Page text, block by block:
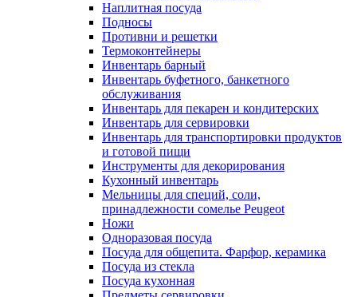
Наплитная посуда
Подносы
Противни и решетки
Термоконтейнеры
Инвентарь барный
Инвентарь буфетного, банкетного
обслуживания
Инвентарь для пекарен и кондитерских
Инвентарь для сервировки
Инвентарь для транспортировки продуктов
и готовой пищи
Инструменты для декорирования
Кухонный инвентарь
Мельницы для специй, соли,
принадлежности сомелье Peugeot
Ножи
Одноразовая посуда
Посуда для общепита. Фарфор, керамика
Посуда из стекла
Посуда кухонная